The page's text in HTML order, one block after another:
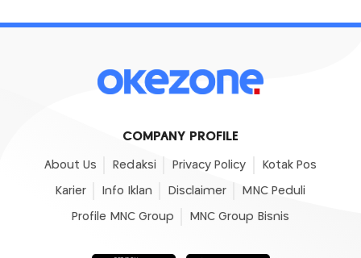
COMPANY PROFILE
About Us Redaksi Privacy Policy Kotak Pos
Karier Info Iklan Disclaimer MNC Peduli
Profile MNC Group MNC Group Bisnis